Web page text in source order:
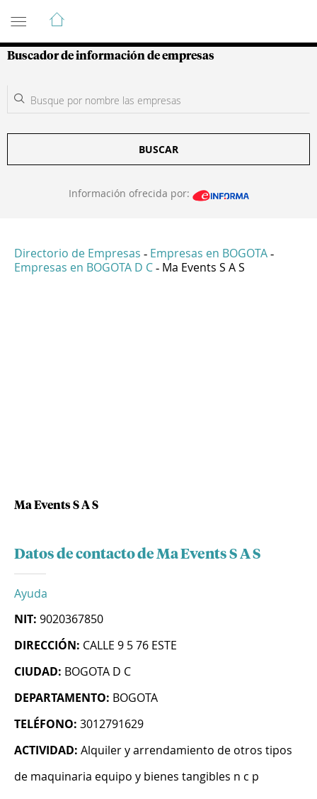
Guía de Empresas Colombianas
Buscador de información de empresas
BUSCAR
Información ofrecida por:
Directorio de Empresas - Empresas en BOGOTA -
Empresas en BOGOTA D C - Ma Events S A S
Ma Events S A S
Datos de contacto de Ma Events S A S
Ayuda
NIT: 9020367850
DIRECCIÓN: CALLE 9 5 76 ESTE
CIUDAD: BOGOTA D C
DEPARTAMENTO: BOGOTA
TELÉFONO: 3012791629
ACTIVIDAD: Alquiler y arrendamiento de otros tipos
de maquinaria equipo y bienes tangibles n c p